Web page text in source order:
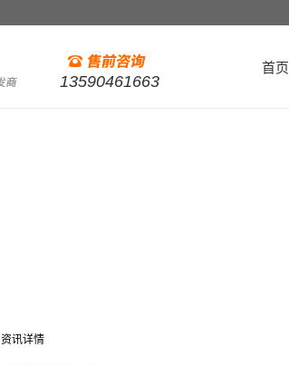
13590461663
首页
资讯详情